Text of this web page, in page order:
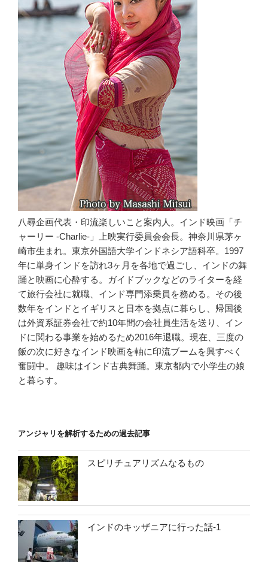
八尋企画代表・印流楽しいこと案内人。インド映画「チ
ャーリー -Charlie-」上映実行委員会会長。神奈川県茅ヶ
崎市生まれ。東京外国語大学インドネシア語科卒。1997
年に単身インドを訪れ3ヶ月を各地で過ごし、インドの舞
踊と映画に心酔する。ガイドブックなどのライターを経
て旅行会社に就職、インド専門添乗員を務める。その後
数年をインドとイギリスと日本を拠点に暮らし、帰国後
は外資系証券会社で約10年間の会社員生活を送り、イン
ドに関わる事業を始めるため2016年退職。現在、三度の
飯の次に好きなインド映画を軸に印流ブームを興すべく
奮闘中。 趣味はインド古典舞踊。東京都内で小学生の娘
と暮らす。
アンジャリを解析するための過去記事
スピリチュアリズムなるもの
インドのキッザニアに行った話-1